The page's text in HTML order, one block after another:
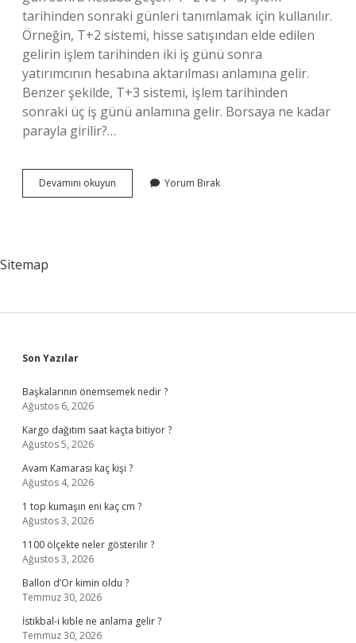
tarihinden sonraki günleri tanımlamak için kullanılır.
Örneğin, T+2 sistemi, hisse satışından elde edilen
gelirin işlem tarihinden iki iş günü sonra
yatırımcının hesabına aktarılması anlamına gelir.
Benzer şekilde, T+3 sistemi, işlem tarihinden
sonraki üç iş günü anlamına gelir. Borsaya ne kadar
parayla girilir?…
Devamını okuyun Borsaya
Para
Yorum Bırak
Sitemap
Sidebar
Son Yazılar
Başkalarının önemsemek nedir ?
Ağustos 6, 2026
Kargo dağıtım saat kaçta bitiyor ?
Ağustos 5, 2026
Avam Kamarası kaç kişi ?
Ağustos 4, 2026
1 top kumaşın eni kaç cm ?
Ağustos 3, 2026
1100 ölçekte neler gösterilir ?
Ağustos 3, 2026
Ballon d’Or kimin oldu ?
Temmuz 30, 2026
İstikbal-i kıble ne anlama gelir ?
Temmuz 30, 2026